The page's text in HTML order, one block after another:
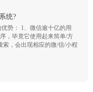
统?
势： 1、微信逾十亿的用
，毕竟它使用起来简单/方
索，会出现相应的微/信/小程